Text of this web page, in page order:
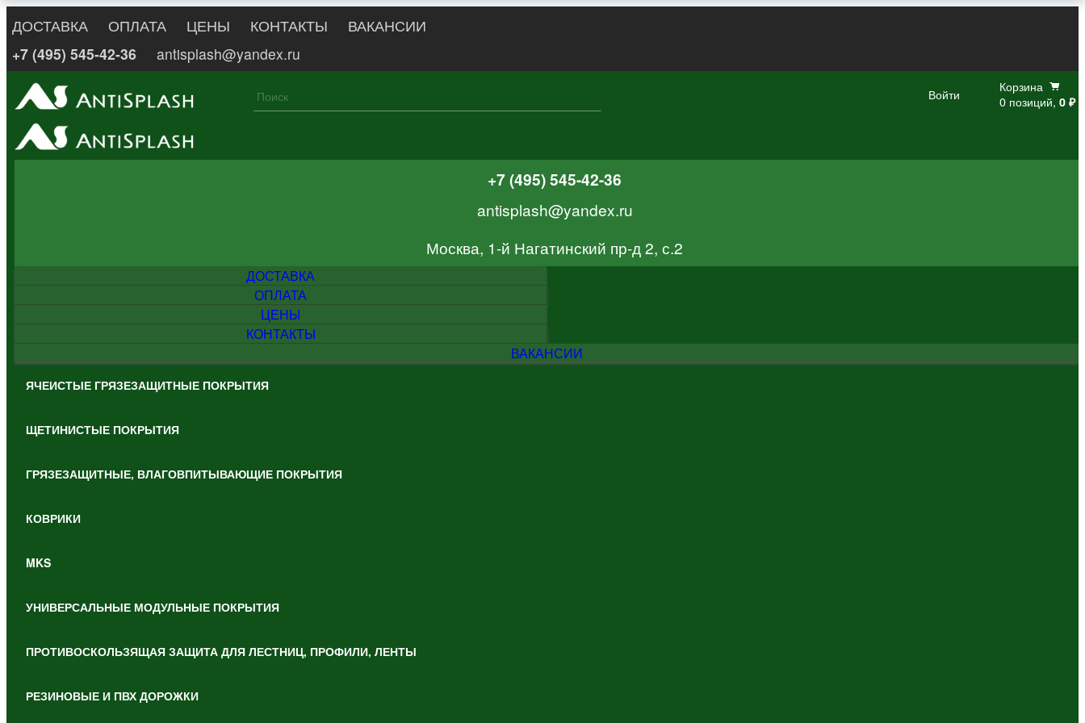
ДОСТАВКА ОПЛАТА ЦЕНЫ КОНТАКТЫ
ВАКАНСИИ
+7 (495) 545-42-36
antisplash@yandex.ru
Войти
Корзина
0 позиций, 0 ₽
+7 (495) 545-42-36
antisplash@yandex.ru
Москва, 1-й Нагатинский пр-д 2, с.2
ДОСТАВКА
ОПЛАТА
ЦЕНЫ
КОНТАКТЫ
ВАКАНСИИ
ЯЧЕИСТЫЕ ГРЯЗЕЗАЩИТНЫЕ ПОКРЫТИЯ
ЩЕТИНИСТЫЕ ПОКРЫТИЯ
ГРЯЗЕЗАЩИТНЫЕ, ВЛАГОВПИТЫВАЮЩИЕ ПОКРЫТИЯ
КОВРИКИ
MKS
УНИВЕРСАЛЬНЫЕ МОДУЛЬНЫЕ ПОКРЫТИЯ
ПРОТИВОСКОЛЬЗЯЩАЯ ЗАЩИТА ДЛЯ ЛЕСТНИЦ, ПРОФИЛИ, ЛЕНТЫ
РЕЗИНОВЫЕ И ПВХ ДОРОЖКИ